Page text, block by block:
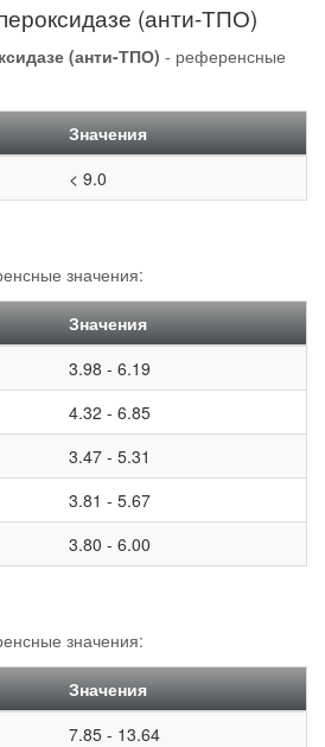
(анти-ТПО)
(анти-ТПО) - референсные
Значения
< 9.0
значения:
Значения
3.98 - 6.19
4.32 - 6.85
3.47 - 5.31
3.81 - 5.67
3.80 - 6.00
значения:
Значения
7.85 - 13.64